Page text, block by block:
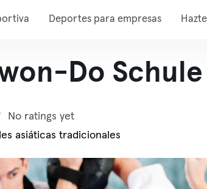
Deportes para empresas
Do
No ratings yet
asiáticas tradicionales